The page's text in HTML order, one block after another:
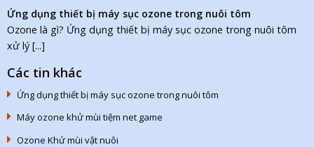
Ứng dụng thiết bị máy sục ozone trong nuôi tôm
Ozone là gì? Ứng dụng thiết bị máy sục ozone trong nuôi tôm
xử lý [...]
Các tin khác
Ứng dụng thiết bị máy sục ozone trong nuôi tôm
Máy ozone khử mùi tiệm net game
Ozone Khử mùi vật nuôi